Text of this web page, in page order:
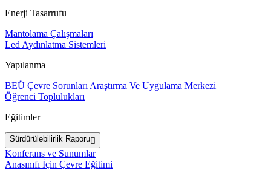
Enerji Tasarrufu
Mantolama Çalışmaları
Led Aydınlatma Sistemleri
Yapılanma
BEÜ Çevre Sorunları Araştırma Ve Uygulama Merkezi
Öğrenci Toplulukları
Eğitimler
Sürdürülebilirlik Raporu
Konferans ve Sunumlar
Anasınıfı İçin Çevre Eğitimi